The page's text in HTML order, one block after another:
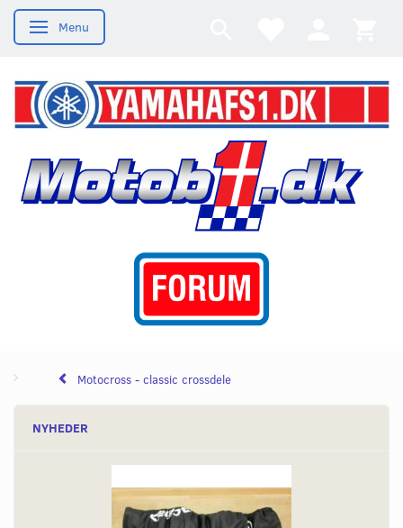
Skifte navigation
Menu
Motocross - classic crossdele
NYHEDER